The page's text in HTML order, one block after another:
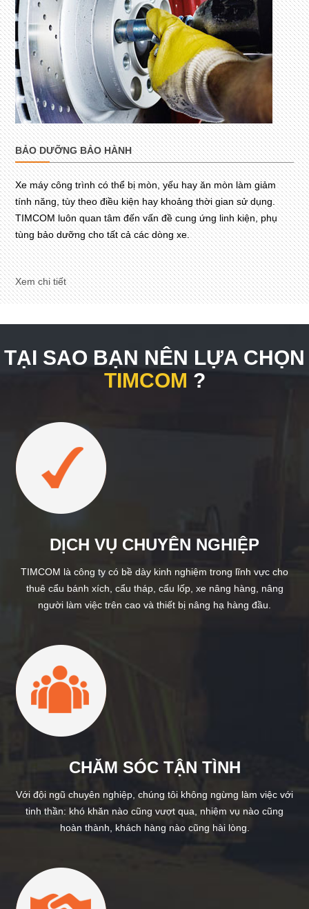
BẢO DƯỠNG BẢO HÀNH
Xe máy công trình có thể bị mòn, yếu hay ăn mòn làm giảm
tính năng, tùy theo điều kiện hay khoảng thời gian sử dụng.
TIMCOM luôn quan tâm đến vấn đề cung ứng linh kiện, phụ
tùng bảo dưỡng cho tất cả các dòng xe.
Xem chi tiết
TẠI SAO BẠN NÊN LỰA CHỌN
TIMCOM ?
DỊCH VỤ CHUYÊN NGHIỆP
TIMCOM là công ty có bề dày kinh nghiệm trong lĩnh vực cho
thuê cẩu bánh xích, cẩu tháp, cẩu lốp, xe nâng hàng, nâng
người làm việc trên cao và thiết bị nâng hạ hàng đầu.
CHĂM SÓC TẬN TÌNH
Với đội ngũ chuyên nghiệp, chúng tôi không ngừng làm việc với
tinh thần: khó khăn nào cũng vượt qua, nhiệm vụ nào cũng
hoàn thành, khách hàng nào cũng hài lòng.